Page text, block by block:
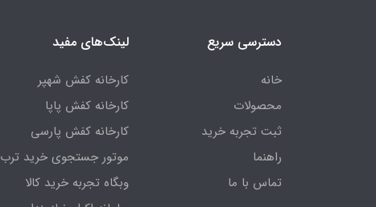
دسترسی سریع
خانه
محصولات
ثبت تجربه خرید
راهنما
تماس با ما
لینک‌های مفید
کارخانه کفش شهپر
کارخانه کفش پاپا
کارخانه کفش پارسی
موتور جستجوی خرید ترب
وبگاه تجربه خرید کالا